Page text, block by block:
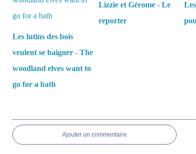
Les lutins des bois
veulent se baigner - The
woodland elves want to
go for a bath
Lizzie et Gérome - Le
reporter
Ajouter un commentaire